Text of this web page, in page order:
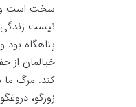
سخت است
نیست زندگی
پناهگاه
خیالمان از
کند. مرگ ما
زورگو،